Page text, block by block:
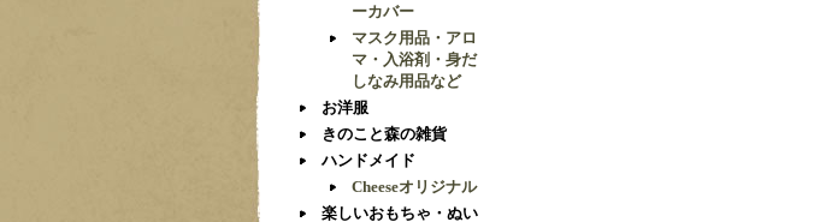
ーカバー
マスク用品・アロ
マ・入浴剤・身だ
しなみ用品など
お洋服
きのこと森の雑貨
ハンドメイド
Cheeseオリジナル
楽しいおもちゃ・ぬい